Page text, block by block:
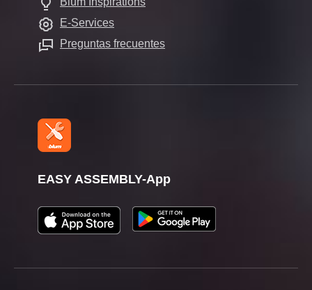
Otros productos
Ayudas de montaje
Preguntas frecuentes
Prensa
Salas de exposición
EASY ASSEMBLY-App
E-Services
Preguntas frecuentes